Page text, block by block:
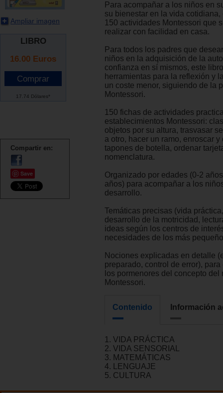
Ampliar imagen
LIBRO
16.00 Euros
17.74 Dólares*
Compartir en:
Save
Para acompañar a los niños en
su bienestar en la vida cotidiana,
150 actividades Montessori que
realizar con facilidad en casa.
Para todos los padres que
niños en la adquisición de la
confianza en sí mismos, este
herramientas para la reflexión y
un coste menor, siguiendo de la
Montessori.
150 fichas de actividades
establecimientos Montessori:
objetos por su altura, trasvasar
a otro, hacer un ramo, enroscar y
tapones de botella, ordenar
nomenclatura.
Organizado por edades (0-2
años) para acompañar a los
desarrollo.
Temáticas precisas (vida
desarrollo de la motricidad,
ideas según los centros de
necesidades de los más
Nociones explicadas en detalle
preparado, control de error),
los pormenores del concepto del
Montessori.
Contenido Información
1. VIDA PRÁCTICA
2. VIDA SENSORIAL
3. MATEMÁTICAS
4. LENGUAJE
5. CULTURA